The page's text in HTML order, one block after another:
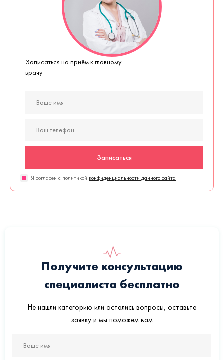
Записаться на приём к главному
врачу
Записаться
Я согласен с политикой конфиденциальности данного сайта
Получите консультацию
специалиста бесплатно
Не нашли категорию или остались вопросы, оставьте
заявку и мы поможем вам